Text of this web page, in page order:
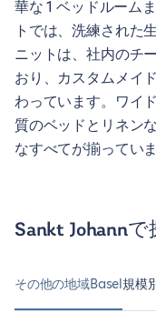
華な 1 ベッドルーム
トでは、洗練された
ニットは、社内のチ
おり、カスタムメイ
わっています。ワイ
質のベッドとリネン
なすべてが揃っていま
Sankt Johann
その他の地域Basel規模